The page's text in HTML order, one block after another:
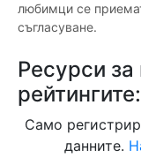
любимци се
съгласуване.
Ресурси за
рейтингите:
Само
данните.